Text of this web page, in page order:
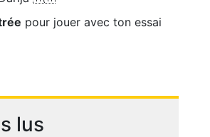
pour jouer avec ton essai
lus